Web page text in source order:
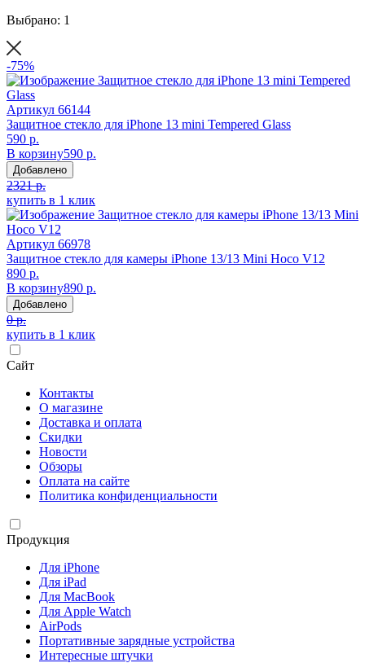
Выбрано: 1
-75%
Артикул 66144
Защитное стекло для iPhone 13 mini Tempered Glass
590 р.
В корзину590 р.
Добавлено
2321 р.
купить в 1 клик
Артикул 66978
Защитное стекло для камеры iPhone 13/13 Mini Hoco V12
890 р.
В корзину890 р.
Добавлено
0 р.
купить в 1 клик
Сайт
Контакты
О магазине
Доставка и оплата
Скидки
Новости
Обзоры
Оплата на сайте
Политика конфиденциальности
Продукция
Для iPhone
Для iPad
Для MacBook
Для Apple Watch
AirPods
Портативные зарядные устройства
Интересные штучки